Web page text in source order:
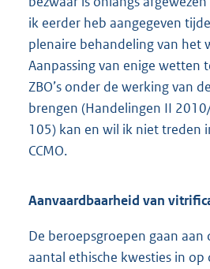
ik eerder heb aangegeven
plenaire behandeling van het
Aanpassing van enige wetten
ZBO’s onder de werking van
brengen (Handelingen II
105) kan en wil ik niet treden
CCMO.
Aanvaardbaarheid van
De beroepsgroepen gaan aan
aantal ethische kwesties in